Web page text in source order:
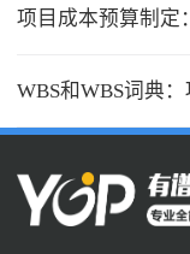
WBS和WBS词典